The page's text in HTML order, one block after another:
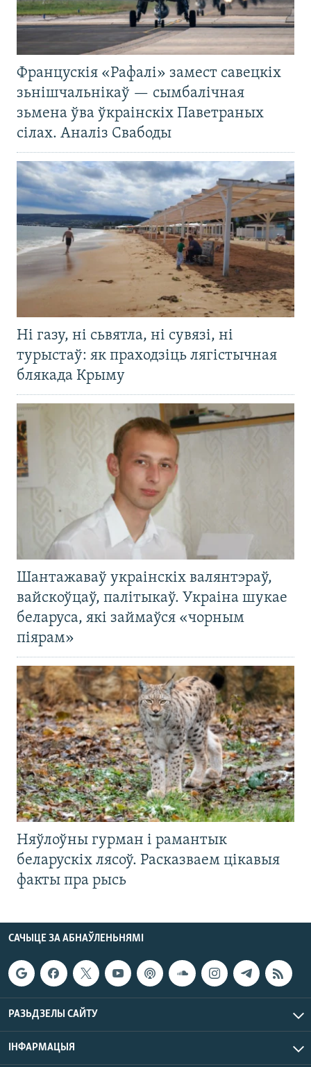
Францускія «Рафалі» замест савецкіх
зьнішчальнікаў — сымбалічная
зьмена ўва ўкраінскіх Паветраных
сілах. Аналіз Свабоды
Ні газу, ні сьвятла, ні сувязі, ні
турыстаў: як праходзіць лягістычная
блякада Крыму
Шантажаваў украінскіх валянтэраў,
вайскоўцаў, палітыкаў. Украіна шукае
беларуса, які займаўся «чорным
піярам»
Няўлоўны гурман і рамантык
беларускіх лясоў. Расказваем цікавыя
факты пра рысь
САЧЫЦЕ ЗА АБНАЎЛЕНЬНЯМІ
РАЗЬДЗЕЛЫ САЙТУ
ІНФАРМАЦЫЯ